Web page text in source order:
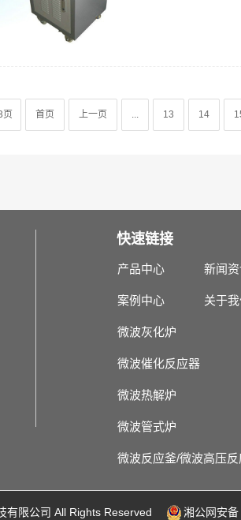
页 首页 上一页 ... 13 14
快速链接
产品中心 新闻资
案例中心 关于我
微波灰化炉
微波催化反应器
微波热解炉
微波管式炉
微波反应釜/微波高压
限公司 All Rights Reserved 湘公网安